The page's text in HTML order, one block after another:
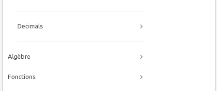
Decimals
Algèbre
Fonctions